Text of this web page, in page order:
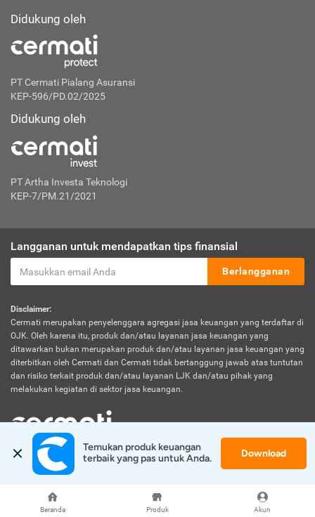
Beranda Produk Akun
Didukung oleh
PT Cermati Pialang Asuransi
KEP-596/PD.02/2025
Didukung oleh
PT Artha Investa Teknologi
KEP-7/PM.21/2021
Langganan untuk mendapatkan tips finansial
Berlangganan
Disclaimer:
Cermati merupakan penyelenggara agregasi jasa keuangan yang terdaftar di
OJK. Oleh karena itu, produk dan/atau layanan jasa keuangan yang
ditawarkan bukan merupakan produk dan/atau layanan jasa keuangan yang
diterbitkan oleh Cermati dan Cermati tidak bertanggung jawab atas tuntutan
dan risiko terkait produk dan/atau layanan LJK dan/atau pihak yang
melakukan kegiatan di sektor jasa keuangan.
© 2026 Cermati. All Rights Reserved.
Temukan produk keuangan
terbaik yang pas untuk Anda.
Download